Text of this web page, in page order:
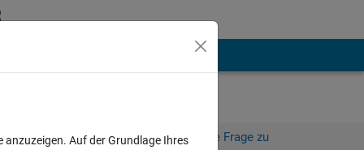
Melden Sie sich an, um diese Frage zu
Auf der Grundlage Ihres